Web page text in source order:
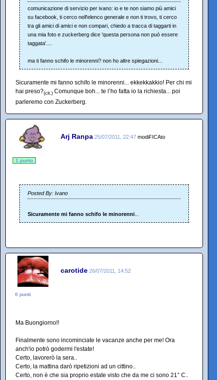
comunicazione di servizio per ivano: io e te non siamo più amici
su facebook, ti cerco nell'elenco generale e non ti trovo, ti cerco
tra gli amici di amici e non compari, chiedo a tracca di taggarti in
una mia foto e zuckerberg dice 'questa persona non può essere
taggata'....
ma ti fanno schifo le minorenni? non ho altre spiegazioni...
Sicuramente mi fanno schifo le minorenni... ekkekkakkio! Per chi mi
hai preso?(cit.) Comunque boh... te l’ho fatta io la richiesta... poi
parleremo con Zuckerberg.
Arj Ranpa 25/07/2011, 22:47 modiFICAto
1 punto
Posted By: Ivano
Sicuramente mi fanno schifo le minorenni
carotide 26/07/2011, 14:52
0 punti
Ma Buongiorno!!
Finalmente sono incominciate le vacanze anche per me! Ora
anch'io potrò godermi l'estate!
Certo, lavorerò la sera..
Certo, la mattina darò ripetizioni ad un cittino..
Certo, non è che sia proprio estate visto che da me ci sono 21° C..